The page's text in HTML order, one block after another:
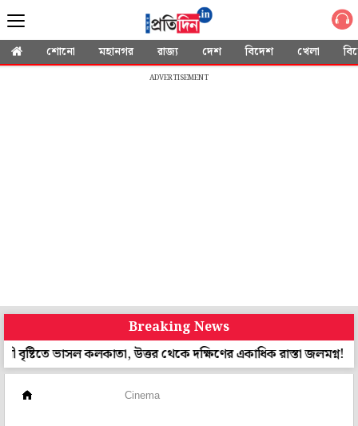
শোনো মহানগর রাজ্য দেশ বিদেশ খেলা
ADVERTISEMENT
Breaking News
ভাসল কলকাতা, উত্তর থেকে দক্ষিণের একাধিক রাস্তা জলমগ্ন!
এখনই
Cinema